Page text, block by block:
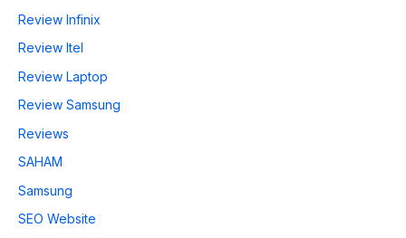
Review Infinix
Review Itel
Review Laptop
Review Samsung
Reviews
SAHAM
Samsung
SEO Website